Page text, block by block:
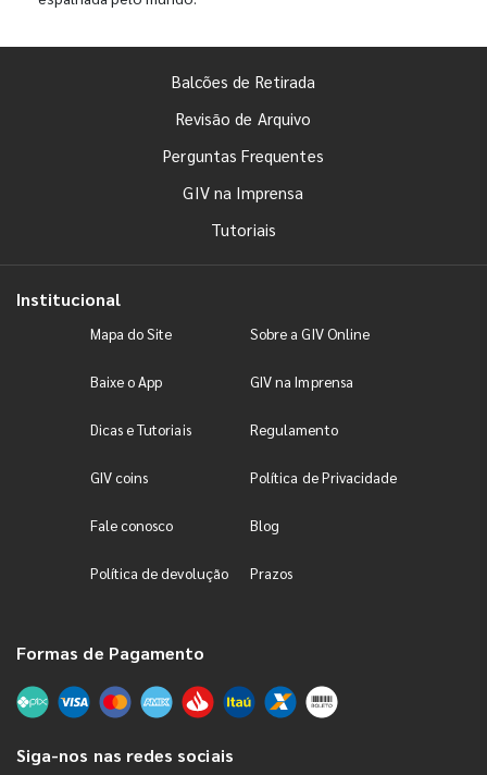
Balcões de Retirada
Revisão de Arquivo
Perguntas Frequentes
GIV na Imprensa
Tutoriais
Institucional
Mapa do Site Sobre a GIV Online
Baixe o App GIV na Imprensa
Dicas e Tutoriais Regulamento
GIV coins Política de Privacidade
Fale conosco Blog
Política de devolução Prazos
Formas de Pagamento
Siga-nos nas redes sociais